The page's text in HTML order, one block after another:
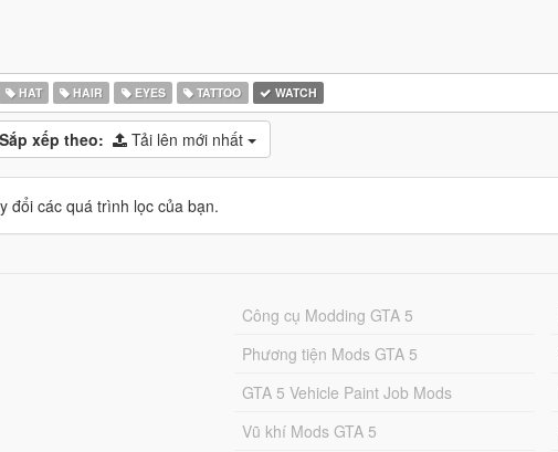
HAT HAIR EYES TATTOO WATCH
Sắp xếp theo: Tải lên mới nhất
đổi các quá trình lọc của bạn.
Công cụ Modding GTA 5
Phương tiện Mods GTA 5
GTA 5 Vehicle Paint Job Mods
Vũ khí Mods GTA 5